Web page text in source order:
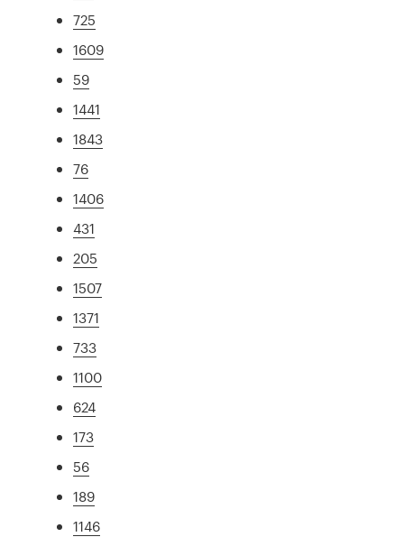
725
1609
59
1441
1843
76
1406
431
205
1507
1371
733
1100
624
173
56
189
1146